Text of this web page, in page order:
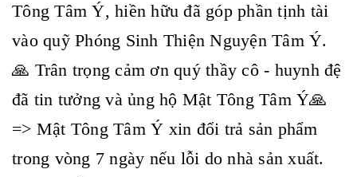
Tông Tâm Ý, hiền hữu đã góp phần tịnh tài
vào quỹ Phóng Sinh Thiện Nguyện Tâm Ý.
🙏 Trân trọng cảm ơn quý thầy cô - huynh đệ
đã tin tưởng và ủng hộ Mật Tông Tâm Ý🙏
=> Mật Tông Tâm Ý xin đổi trả sản phẩm
trong vòng 7 ngày nếu lỗi do nhà sản xuất.